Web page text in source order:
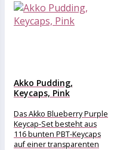
Akko Pudding,
Keycaps, Pink
Das Akko Blueberry Purple
Keycap-Set besteht aus
116 bunten PBT-Keycaps
auf einer transparenten